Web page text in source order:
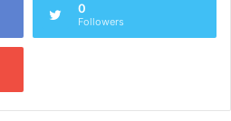
0
Followers